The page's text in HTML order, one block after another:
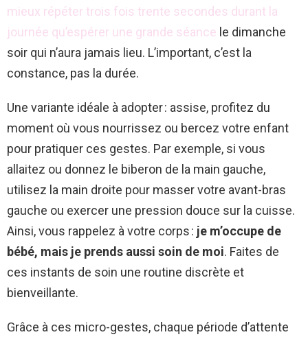
mieux répéter trois fois trente secondes durant la
journée qu’espérer une grande séance le dimanche
soir qui n’aura jamais lieu. L’important, c’est la
constance, pas la durée.
Une variante idéale à adopter : assise, profitez du
moment où vous nourrissez ou bercez votre enfant
pour pratiquer ces gestes. Par exemple, si vous
allaitez ou donnez le biberon de la main gauche,
utilisez la main droite pour masser votre avant-bras
gauche ou exercer une pression douce sur la cuisse.
Ainsi, vous rappelez à votre corps : je m’occupe de
bébé, mais je prends aussi soin de moi. Faites de
ces instants de soin une routine discrète et
bienveillante.
Grâce à ces micro-gestes, chaque période d’attente